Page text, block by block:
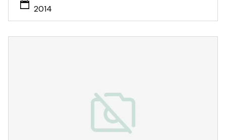
2014